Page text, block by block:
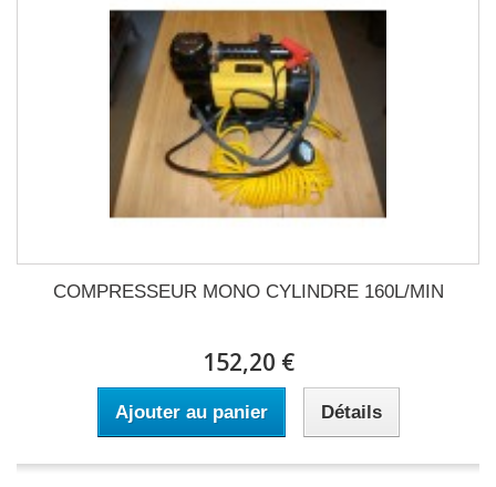
COMPRESSEUR MONO CYLINDRE 160L/MIN
152,20 €
Ajouter au panier Détails